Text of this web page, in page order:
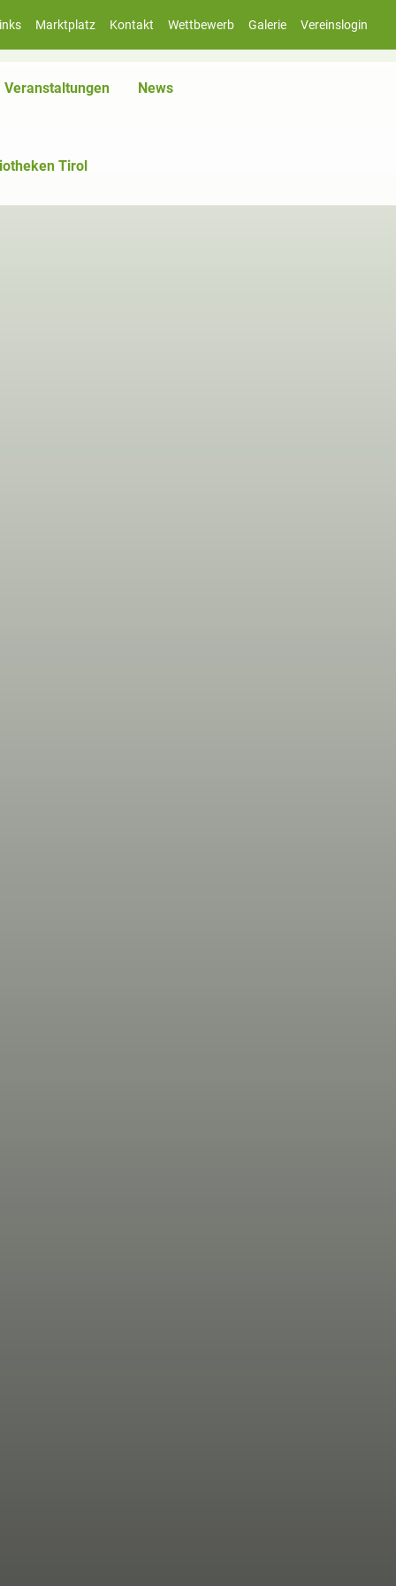
Marktplatz Kontakt Wettbewerb Galerie Vereinslogin
Veranstaltungen News
Tirol